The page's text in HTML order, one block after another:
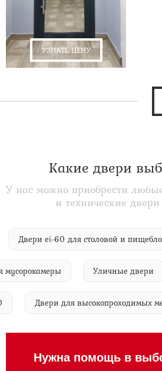
УЗНАТЬ ЦЕНУ
Какие двери
У нас можно приобрести
и технические
Двери ei-60 для столовой и
Уличные двери
60 Двери для
Нужна помощь в